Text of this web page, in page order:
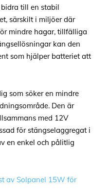
till en stabil
särskilt i miljöer där
mindre hagar, tillfälliga
kan den
som hjälper batteriet att
som söker en mindre
Den är
med 12V
för stängselaggregat i
en enkel och pålitlig
av Solpanel 15W för